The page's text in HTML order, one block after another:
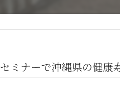
ミナーで沖縄県の健康